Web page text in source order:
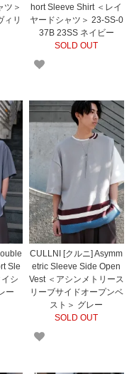
ツ＞
ィリ
hort Sleeve Shirt ＜レイ
ヤードシャツ＞ 23-SS-0
37B 23SS ネイビー
SOLD OUT
Sle
シ
ー
CULLNI [クルニ] Asymm
etric Sleeve Side Open
Vest ＜アシンメトリース
リーブサイドオープンベ
スト＞ グレー
SOLD OUT